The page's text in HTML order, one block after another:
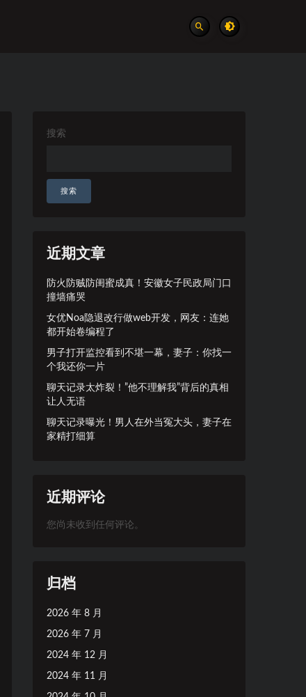
搜索
搜索
近期文章
防火防贼防闺蜜成真！安徽女子民政局门口
撞墙痛哭
女优Noa隐退改行做web开发，网友：连她
都开始卷编程了
男子打开监控看到不堪一幕，妻子：你找一
个我还你一片
聊天记录太炸裂！”他不理解我”背后的真相
让人无语
聊天记录曝光！男人在外当冤大头，妻子在
家精打细算
近期评论
您尚未收到任何评论。
归档
2026 年 8 月
2026 年 7 月
2024 年 12 月
2024 年 11 月